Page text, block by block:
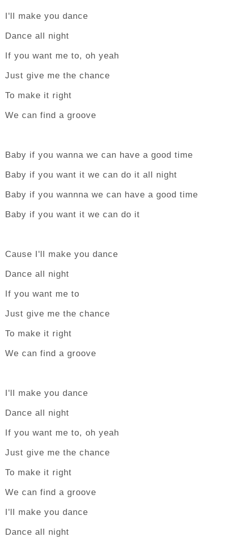
I'll make you dance
Dance all night
If you want me to, oh yeah
Just give me the chance
To make it right
We can find a groove
Baby if you wanna we can have a good time
Baby if you want it we can do it all night
Baby if you wannna we can have a good time
Baby if you want it we can do it
Cause I'll make you dance
Dance all night
If you want me to
Just give me the chance
To make it right
We can find a groove
I'll make you dance
Dance all night
If you want me to, oh yeah
Just give me the chance
To make it right
We can find a groove
I'll make you dance
Dance all night